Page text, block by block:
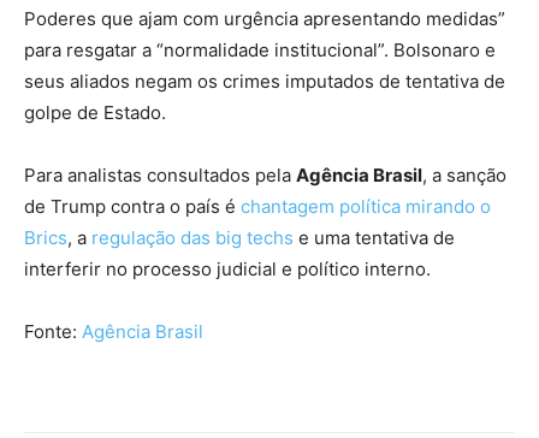
Poderes que ajam com urgência apresentando medidas”
para resgatar a “normalidade institucional”. Bolsonaro e
seus aliados negam os crimes imputados de tentativa de
golpe de Estado.
Para analistas consultados pela Agência Brasil, a sanção
de Trump contra o país é chantagem política mirando o
Brics, a regulação das big techs e uma tentativa de
interferir no processo judicial e político interno.
Fonte: Agência Brasil